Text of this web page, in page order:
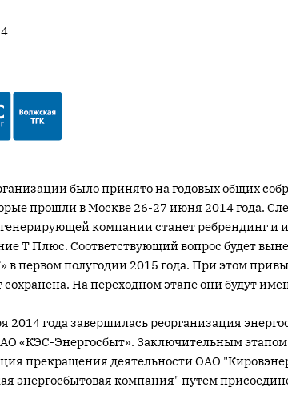
было принято на годовых общих
прошли в Москве 26-27 июня 2014 года.
компании станет ребрендинг и
Т Плюс. Соответствующий вопрос будет
в первом полугодии 2015 года. При этом
сохранена. На переходном этапе они будут
2014 года завершилась реорганизация
«КЭС-Энергосбыт». Заключительным
прекращения деятельности ОАО
энергосбытовая компания" путем